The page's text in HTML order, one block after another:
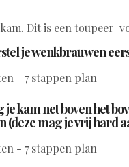
Dit is een toupeer-
je wenkbrauwen
kam net boven het
(deze mag je vrij hard